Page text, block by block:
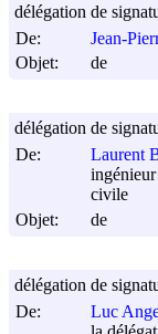
De:
Jean-
Objet:
de
délégation de
De:
Laurent
civile
Objet:
de
délégation de
De:
Luc
délégation de